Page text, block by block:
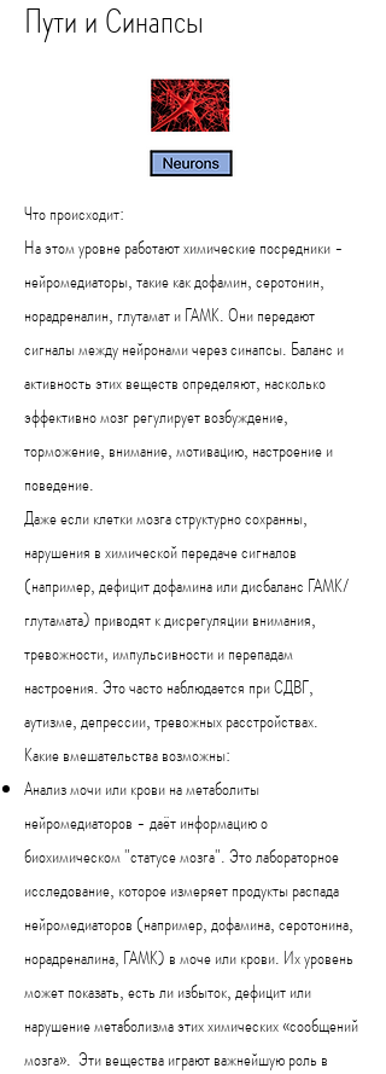
Пути и Синапсы
Что происходит:
На этом уровне работают химические посредники -
нейромедиаторы, такие как дофамин, серотонин,
норадреналин, глутамат и ГАМК. Они передают
сигналы между нейронами через синапсы. Баланс и
активность этих веществ определяют, насколько
эффективно мозг регулирует возбуждение,
торможение, внимание, мотивацию, настроение и
поведение.
Даже если клетки мозга структурно сохранны,
нарушения в химической передаче сигналов
(например, дефицит дофамина или дисбаланс ГАМК/
глутамата) приводят к дисрегуляции внимания,
тревожности, импульсивности и перепадам
настроения. Это часто наблюдается при СДВГ,
аутизме, депрессии, тревожных расстройствах.
Какие вмешательства возможны:
Анализ мочи или крови на метаболиты
нейромедиаторов - даёт информацию о
биохимическом "статусе мозга".Это лабораторное
исследование, которое измеряет продукты распада
нейромедиаторов (например, дофамина, серотонина,
норадреналина, ГАМК) в моче или крови. Их уровень
может показать, есть ли избыток,дефицит или
нарушение метаболизма этих химических «сообщений
мозга». Эти вещества играют важнейшую роль в